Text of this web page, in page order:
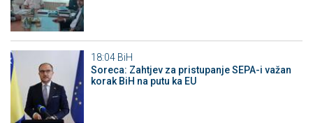
18:04 BiH
Soreca: Zahtjev za pristupanje SEPA-i važan
korak BiH na putu ka EU